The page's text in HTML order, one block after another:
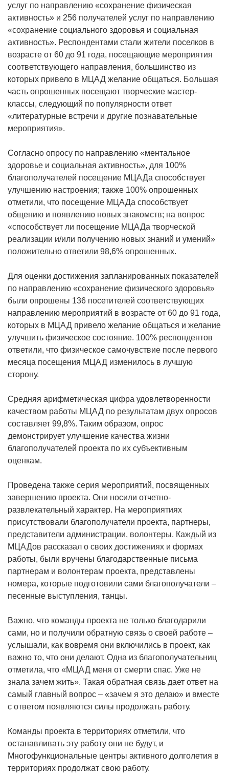
услуг по направлению «сохранение физическая
активность» и 256 получателей услуг по направлению
«сохранение социального здоровья и социальная
активность». Респондентами стали жители поселков в
возрасте от 60 до 91 года, посещающие мероприятия
соответствующего направления, большинство из
которых привело в МЦАД желание общаться. Большая
часть опрошенных посещают творческие мастер-
классы, следующий по популярности ответ
«литературные встречи и другие познавательные
мероприятия».
Согласно опросу по направлению «ментальное
здоровье и социальная активность», для 100%
благополучателей посещение МЦАДа способствует
улучшению настроения; также 100% опрошенных
отметили, что посещение МЦАДа способствует
общению и появлению новых знакомств; на вопрос
«способствует ли посещение МЦАДа творческой
реализации и/или получению новых знаний и умений»
положительно ответили 98,6% опрошенных.
Для оценки достижения запланированных показателей
по направлению «сохранение физического здоровья»
были опрошены 136 посетителей соответствующих
направлению мероприятий в возрасте от 60 до 91 года,
которых в МЦАД привело желание общаться и желание
улучшить физическое состояние. 100% респондентов
ответили, что физическое самочувствие после первого
месяца посещения МЦАД изменилось в лучшую
сторону.
Средняя арифметическая цифра удовлетворенности
качеством работы МЦАД по результатам двух опросов
составляет 99,8%. Таким образом, опрос
демонстрирует улучшение качества жизни
благополучателей проекта по их субъективным
оценкам.
Проведена также серия мероприятий, посвященных
завершению проекта. Они носили отчетно-
развлекательный характер. На мероприятиях
присутствовали благополучатели проекта, партнеры,
представители администрации, волонтеры. Каждый из
МЦАДов рассказал о своих достижениях и формах
работы, были вручены благодарственные письма
партнерам и волонтерам проекта, представлены
номера, которые подготовили сами благополучатели –
песенные выступления, танцы.
Важно, что команды проекта не только благодарили
сами, но и получили обратную связь о своей работе –
услышали, как вовремя они включились в проект, как
важно то, что они делают. Одна из благополучательниц
отметила, что «МЦАД меня от смерти спас. Уже не
знала зачем жить». Такая обратная связь дает ответ на
самый главный вопрос – «зачем я это делаю» и вместе
с ответом появляются силы продолжать работу.
Команды проекта в территориях отметили, что
останавливать эту работу они не будут, и
Многофункциональные центры активного долголетия в
территориях продолжат свою работу.